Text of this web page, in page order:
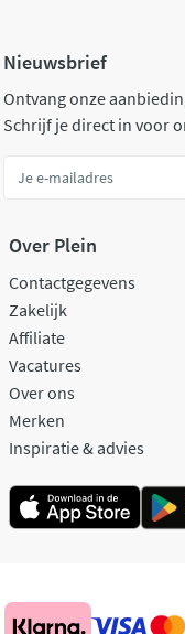
Nieuwsbrief
Ontvang onze
Schrijf je direct in voor
Over Plein
Contactgegevens
Zakelijk
Affiliate
Vacatures
Over ons
Merken
Inspiratie & advies